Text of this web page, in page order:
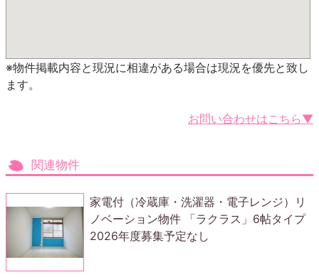
※物件掲載内容と現況に相違がある場合は現況を優先と致し
ます。
お問い合わせはこちら▼
関連物件
家電付（冷蔵庫・洗濯器・電子レンジ）リ
ノベーション物件 「ラクラス」6帖タイプ
2026年度募集予定なし